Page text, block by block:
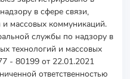
в сфере связи,
массовых коммуникаций.
службы по надзору в
технологий и массовых
- 80199 от 22.01.2021
ответственностью